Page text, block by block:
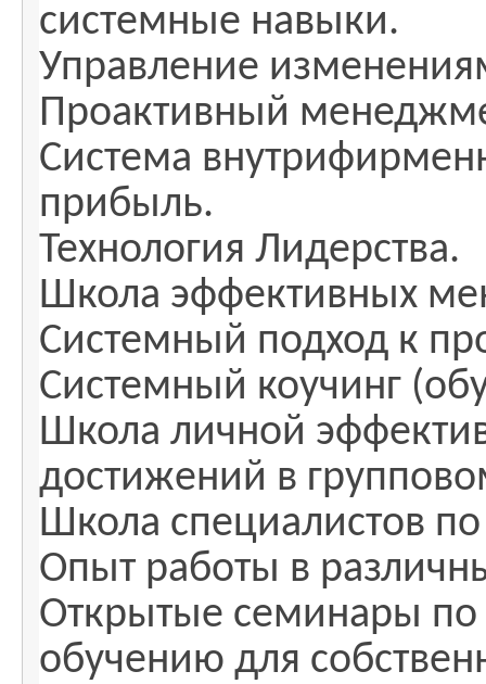
системные навыки.
Управление
Проактивный
Система
прибыль.
Технология Лидерства.
Школа эффективных
Системный подход к
Системный коучинг
Школа личной
достижений в
Школа специалистов
Опыт работы в
Открытые семинары
обучению для